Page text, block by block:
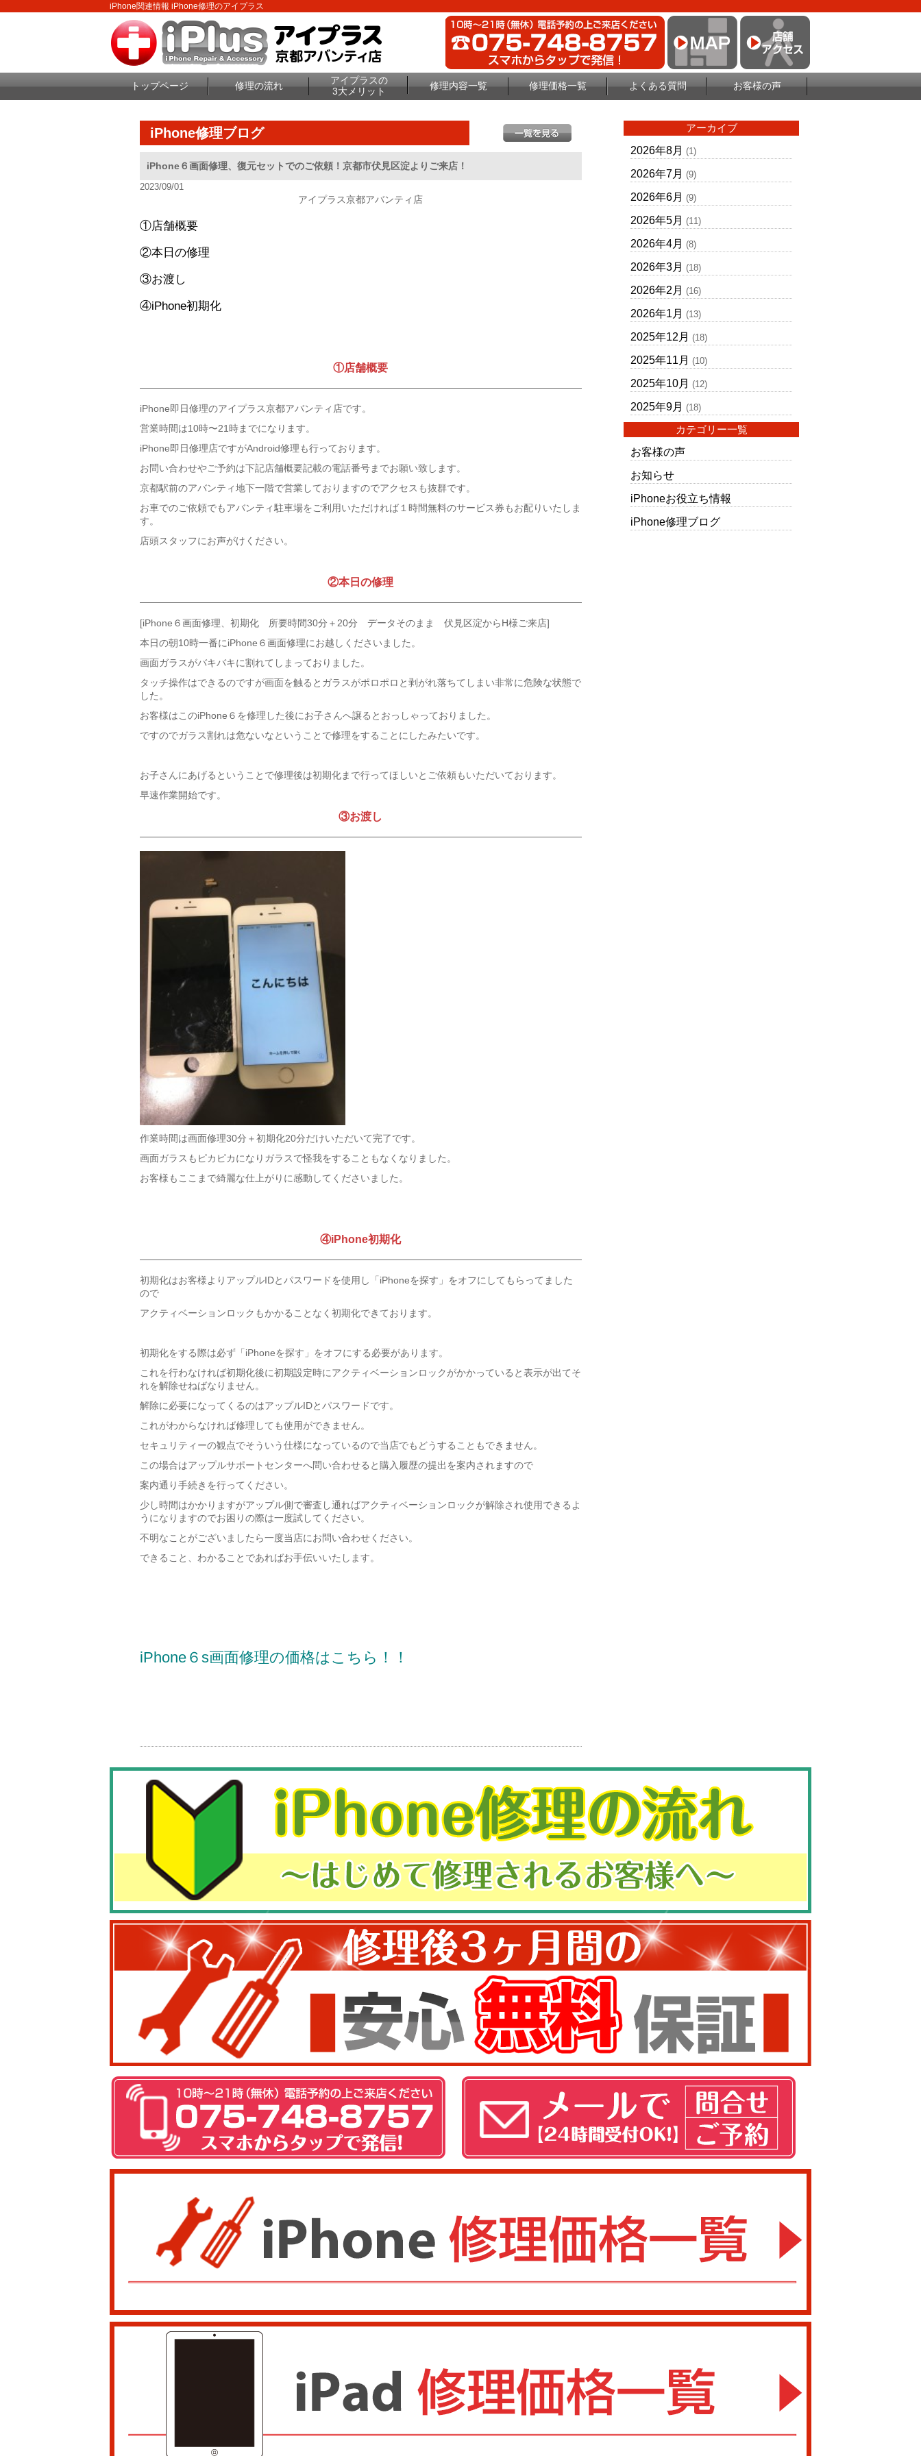
iPhone関連情報 iPhone修理のアイプラス
トップページ 修理の流れ
アイプラスの
3大メリット
修理内容一覧 修理価格一覧 よくある質問 お客様の声
iPhone修理ブログ
iPhone６画面修理、復元セットでのご依頼！京都市伏見区淀よりご来店！
2023/09/01
アイプラス京都アバンティ店
①店舗概要
②本日の修理
③お渡し
④iPhone初期化
①店舗概要
iPhone即日修理のアイプラス京都アバンティ店です。
営業時間は10時〜21時までになります。
iPhone即日修理店ですがAndroid修理も行っております。
お問い合わせやご予約は下記店舗概要記載の電話番号までお願い致します。
京都駅前のアバンティ地下一階で営業しておりますのでアクセスも抜群です。
お車でのご依頼でもアバンティ駐車場をご利用いただければ１時間無料のサービス券もお配りいたしま
す。
店頭スタッフにお声がけください。
②本日の修理
[iPhone６画面修理、初期化 所要時間30分＋20分 データそのまま 伏見区淀からH様ご来店]
本日の朝10時一番にiPhone６画面修理にお越しくださいました。
画面ガラスがバキバキに割れてしまっておりました。
タッチ操作はできるのですが画面を触るとガラスがポロポロと剥がれ落ちてしまい非常に危険な状態で
した。
お客様はこのiPhone６を修理した後にお子さんへ譲るとおっしゃっておりました。
ですのでガラス割れは危ないなということで修理をすることにしたみたいです。
お子さんにあげるということで修理後は初期化まで行ってほしいとご依頼もいただいております。
早速作業開始です。
③お渡し
作業時間は画面修理30分＋初期化20分だけいただいて完了です。
画面ガラスもピカピカになりガラスで怪我をすることもなくなりました。
お客様もここまで綺麗な仕上がりに感動してくださいました。
④iPhone初期化
初期化はお客様よりアップルIDとパスワードを使用し「iPhoneを探す」をオフにしてもらってました
ので
アクティベーションロックもかかることなく初期化できております。
初期化をする際は必ず「iPhoneを探す」をオフにする必要があります。
これを行わなければ初期化後に初期設定時にアクティベーションロックがかかっていると表示が出てそ
れを解除せねばなりません。
解除に必要になってくるのはアップルIDとパスワードです。
これがわからなければ修理しても使用ができません。
セキュリティーの観点でそういう仕様になっているので当店でもどうすることもできません。
この場合はアップルサポートセンターへ問い合わせると購入履歴の提出を案内されますので
案内通り手続きを行ってください。
少し時間はかかりますがアップル側で審査し通ればアクティベーションロックが解除され使用できるよ
うになりますのでお困りの際は一度試してください。
不明なことがございましたら一度当店にお問い合わせください。
できること、わかることであればお手伝いいたします。
iPhone６s画面修理の価格はこちら！！
アーカイブ
2026年8月 (1)
2026年7月 (9)
2026年6月 (9)
2026年5月 (11)
2026年4月 (8)
2026年3月 (18)
2026年2月 (16)
2026年1月 (13)
2025年12月 (18)
2025年11月 (10)
2025年10月 (12)
2025年9月 (18)
カテゴリー一覧
お客様の声
お知らせ
iPhoneお役立ち情報
iPhone修理ブログ